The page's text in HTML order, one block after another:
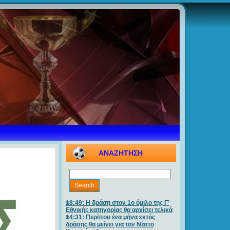
ΑΝΑΖΗΤΗΣΗ
18:49: Η δράση στον 1ο όμιλο της Γ’
Εθνικής κατηγορίας θα αρχίσει τελικά
14:31: Περίπου ένα μήνα εκτός
δράσης θα μείνει για τον Νέστο